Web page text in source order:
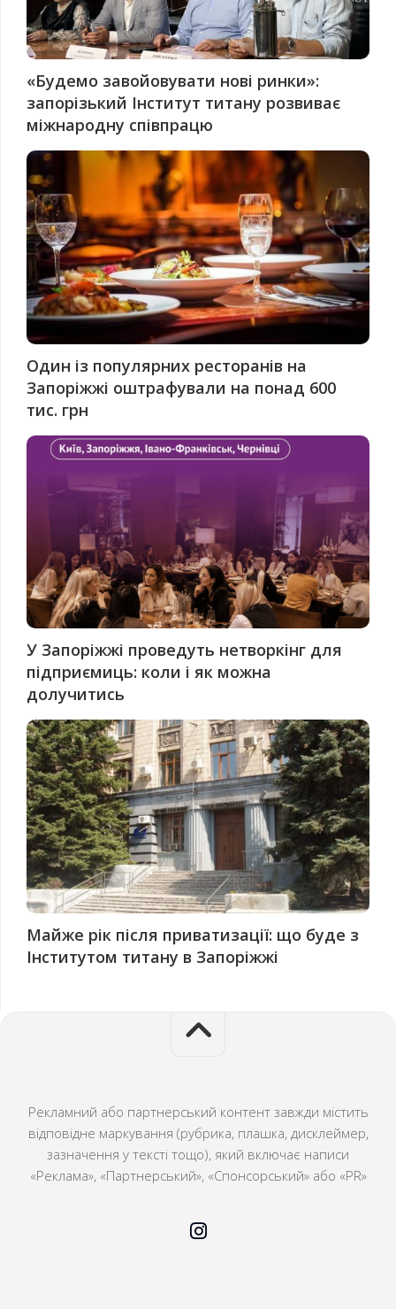
«Будемо завойовувати нові ринки»:
запорізький Інститут титану розвиває
міжнародну співпрацю
Один із популярних ресторанів на
Запоріжжі оштрафували на понад 600
тис. грн
У Запоріжжі проведуть нетворкінг для
підприємиць: коли і як можна
долучитись
Майже рік після приватизації: що буде з
Інститутом титану в Запоріжжі
Рекламний або партнерський контент завжди містить
відповідне маркування (рубрика, плашка, дисклеймер,
зазначення у тексті тощо), який включає написи
«Реклама», «Партнерський», «Спонсорський» або «PR»